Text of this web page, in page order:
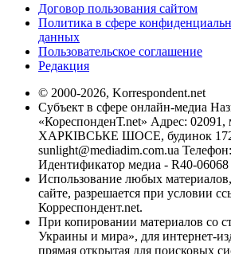
Договор пользования сайтом
Политика в сфере
данных
Пользовательское соглашение
Редакция
© 2000-2026, Korrespondent.net
Субъект в сфере онлайн-медиа
«КореспонденТ.net» Адрес: 02091,
ХАРКІВСЬКЕ ШОСЕ, будинок 172-
sunlight@mediadim.com.ua
Идентификатор медиа - R40-06068
Использование любых
сайте, разрешается при условии
Корреспондент.net.
При копировании материалов со
Украины и мира», для интернет-
прямая открытая для поисковых